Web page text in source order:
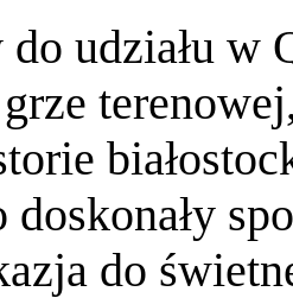
do udziału
doskonały
do